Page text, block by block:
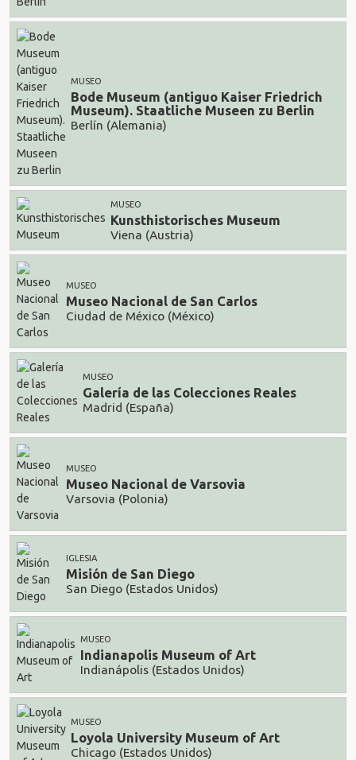
MUSEO
Bode Museum (antiguo Kaiser Friedrich
Museum). Staatliche Museen zu Berlin
Berlín (Alemania)
MUSEO
Kunsthistorisches Museum
Viena (Austria)
MUSEO
Museo Nacional de San Carlos
Ciudad de México (México)
MUSEO
Galería de las Colecciones Reales
Madrid (España)
MUSEO
Museo Nacional de Varsovia
Varsovia (Polonia)
IGLESIA
Misión de San Diego
San Diego (Estados Unidos)
MUSEO
Indianapolis Museum of Art
Indianápolis (Estados Unidos)
MUSEO
Loyola University Museum of Art
Chicago (Estados Unidos)